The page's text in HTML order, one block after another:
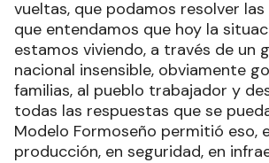
vueltas, que podamos resolver
que entendamos que hoy la
estamos viviendo, a través de un
nacional insensible, obviamente
familias, al pueblo trabajador y
todas las respuestas que se
Modelo Formoseño permitió eso,
producción, en seguridad, en